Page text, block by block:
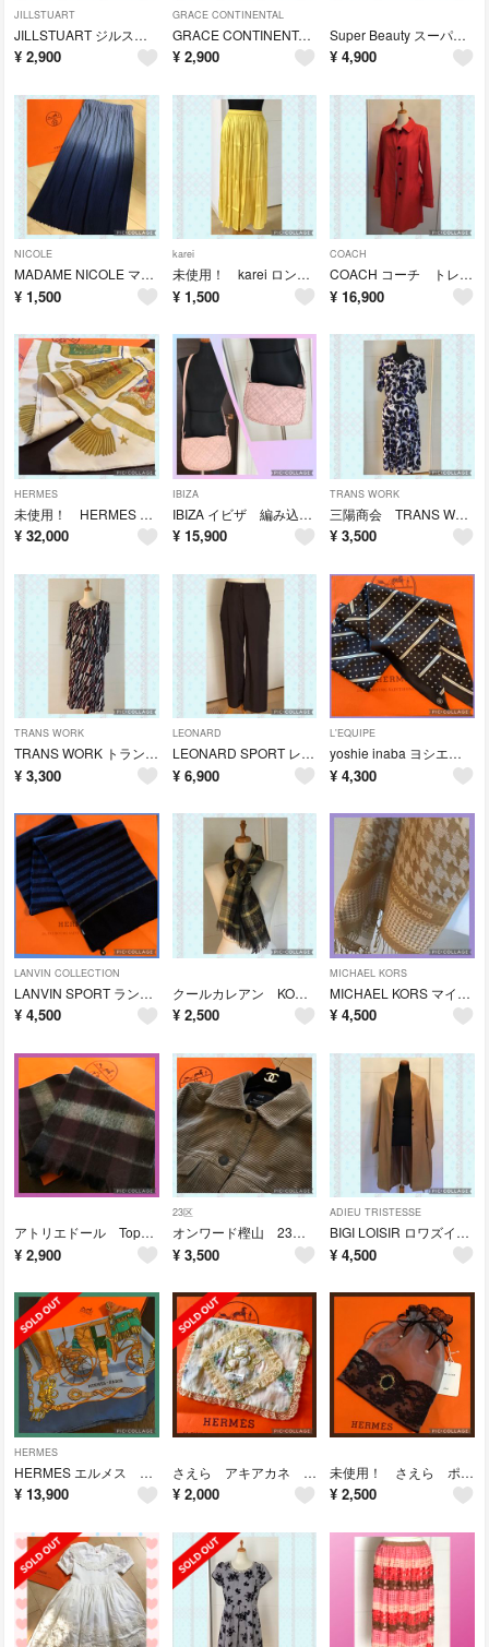
JILLSTUART
JILLSTUART ジルスチュアート ワンピース ブルー系 4
¥ 2,900
GRACE CONTINENTAL
GRACE CONTINENTAL グレースコンチネンタル ワンピース ブルー系
¥ 2,900
Super Beauty スーパービューティー ワンピース ブラック×花柄 40
¥ 4,900
NICOLE
MADAME NICOLE マダムニコル ロングスカート グラデーション 紺系
¥ 1,500
karei
未使用！ karei ロングスカート イエロー
¥ 1,500
COACH
COACH コーチ トレンチコート レッド S/P
¥ 16,900
HERMES
未使用！ HERMES エルメス スカーフ サーベル飾り袋 ベージュ
¥ 32,000
IBIZA
IBIZA イビザ 編み込み ショルダーバッグ さくら色
¥ 15,900
TRANS WORK
三陽商会 TRANS WORK トランスワーク セットアップ 40
¥ 3,500
TRANS WORK
TRANS WORK トランスワーク ツーピース ポリエステル100％ 40
¥ 3,300
LEONARD
LEONARD SPORT レオナールスポーツ ナイロンパンツ ブラウン 42
¥ 6,900
L'EQUIPE
yoshie inaba ヨシエイナバ プチスカーフ ブラック×ドット柄
¥ 4,300
LANVIN COLLECTION
LANVIN SPORT ランバンスポール マフラー ウール100％ ネイビー
¥ 4,500
クールカレアン KOOS クース イタリア製 ストール ブラウン系
¥ 2,500
MICHAEL KORS
MICHAEL KORS マイケルコース ストール ベージュ
¥ 4,500
アトリエドール Topys トピーズ ストール マフラー
¥ 2,900
23区
オンワード樫山 23区 ブルゾン コーデﾕロイ オーバーサイズ キャメル
¥ 3,500
ADIEU TRISTESSE
BIGI LOISIR ロワズイール 綿100％ アウター キャメル F
¥ 4,500
HERMES
HERMES エルメス カレ スカーフ MUSEE 博物館 ブルーグレー
¥ 13,900
さえら アキアカネ ポーチ ナイロン100％ 花柄
¥ 2,000
未使用！ さえら ポーチ オーガンジー×レース
¥ 2,500